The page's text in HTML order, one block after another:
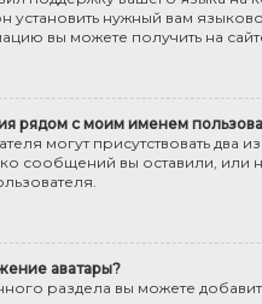
нужный вам
вы можете получить на
рядом с моим именем
могут присутствовать два
сообщений вы оставили, или
аватары?
раздела вы можете